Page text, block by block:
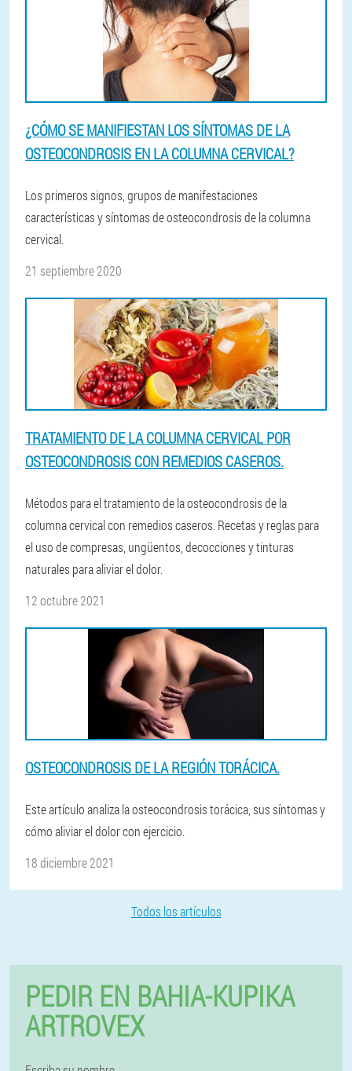
¿CÓMO SE MANIFIESTAN LOS SÍNTOMAS DE LA
OSTEOCONDROSIS EN LA COLUMNA CERVICAL?
Los primeros signos, grupos de manifestaciones
características y síntomas de osteocondrosis de la columna
cervical.
21 septiembre 2020
TRATAMIENTO DE LA COLUMNA CERVICAL POR
OSTEOCONDROSIS CON REMEDIOS CASEROS.
Métodos para el tratamiento de la osteocondrosis de la
columna cervical con remedios caseros. Recetas y reglas para
el uso de compresas, ungüentos, decocciones y tinturas
naturales para aliviar el dolor.
12 octubre 2021
OSTEOCONDROSIS DE LA REGIÓN TORÁCICA.
Este artículo analiza la osteocondrosis torácica, sus síntomas y
cómo aliviar el dolor con ejercicio.
18 diciembre 2021
Todos los artículos
PEDIR EN BAHIA-KUPIKA
ARTROVEX